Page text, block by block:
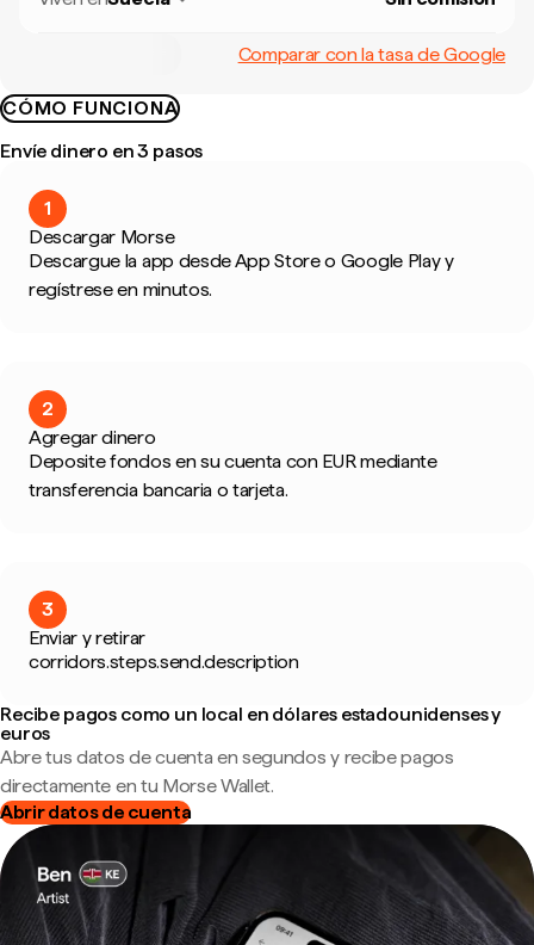
Comparar con la tasa de Google
CÓMO FUNCIONA
Envíe dinero en 3 pasos
1
Descargar Morse
Descargue la app desde App Store o Google Play y
regístrese en minutos.
2
Agregar dinero
Deposite fondos en su cuenta con EUR mediante
transferencia bancaria o tarjeta.
3
Enviar y retirar
corridors.steps.send.description
Recibe pagos como un local en dólares estadounidenses y
euros
Abre tus datos de cuenta en segundos y recibe pagos
directamente en tu Morse Wallet.
Abrir datos de cuenta